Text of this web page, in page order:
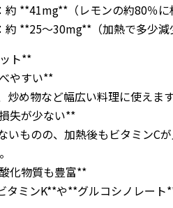
**41mg**（レモンの約80％に
**25～30mg**（加熱で多少減
ト**
やすい**
炒め物など幅広い料理に使えます
失が少ない**
いものの、加熱後もビタミンC
化物質も豊富**
タミンK**や**グルコシノレー